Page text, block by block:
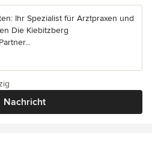
Ihr Spezialist für Arztpraxen und
Die Kiebitzberg
Nachricht